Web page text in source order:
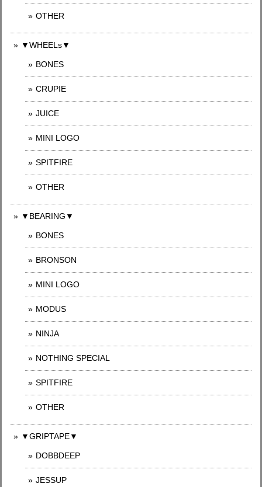
OTHER
▼WHEELs▼
BONES
CRUPIE
JUICE
MINI LOGO
SPITFIRE
OTHER
▼BEARING▼
BONES
BRONSON
MINI LOGO
MODUS
NINJA
NOTHING SPECIAL
SPITFIRE
OTHER
▼GRIPTAPE▼
DOBBDEEP
JESSUP